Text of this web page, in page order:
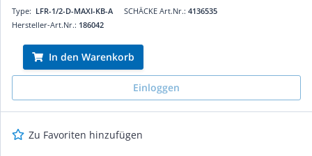
SCHÄCKE Art.Nr.: 4136535
Type: LFR-1/2-D-MAXI-KB-A
Hersteller-Art.Nr.: 186042
In den Warenkorb
Einloggen
Zu Favoriten hinzufügen